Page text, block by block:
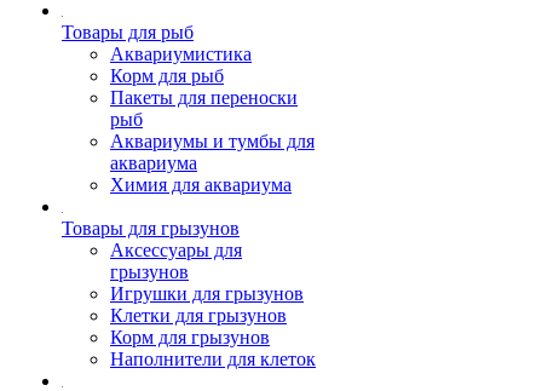
Товары для рыб
Аквариумистика
Корм для рыб
Пакеты для переноски
рыб
Аквариумы и тумбы для
аквариума
Химия для аквариума
Товары для грызунов
Аксессуары для
грызунов
Игрушки для грызунов
Клетки для грызунов
Корм для грызунов
Наполнители для клеток